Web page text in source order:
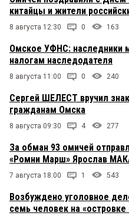
китайцы и жители
8 августа 12:30 0 163
Омское УФНС: наследники
налогам наследодателя
8 августа 11:00 0 240
Сергей ШЕЛЕСТ вручил
гражданам Омска
8 августа 09:30 4 277
За обман 93 омичей
«Ромни Марш» Ярослав
7 августа 18:00 1 543
Возбуждено уголовное
семь человек на «островке